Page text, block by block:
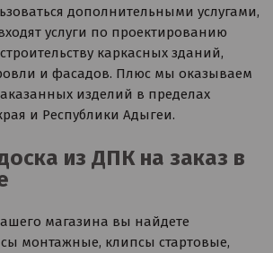
дополнительными услугами,
услуги по проектированию
каркасных зданий,
и фасадов. Плюс мы оказываем
изделий в пределах
и Республики Адыгеи.
из ДПК на заказ в
магазина вы найдете
монтажные, клипсы стартовые,